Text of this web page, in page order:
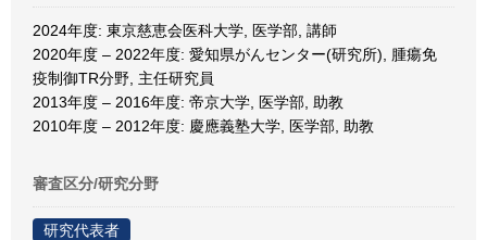
2024年度: 東京慈恵会医科大学, 医学部, 講師
2020年度 – 2022年度: 愛知県がんセンター(研究所), 腫瘍免
疫制御TR分野, 主任研究員
2013年度 – 2016年度: 帝京大学, 医学部, 助教
2010年度 – 2012年度: 慶應義塾大学, 医学部, 助教
審査区分/研究分野
研究代表者